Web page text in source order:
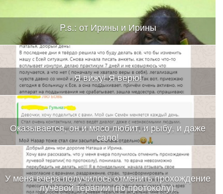
P.s.: от Ирины и Ирины
Я вижу! Я верю!
Оказывается, он и мясо любит, и рыбу, и даже
сало!
У меня вчера получилось отменить прохождение
лучевой терапии (по протоколу)!